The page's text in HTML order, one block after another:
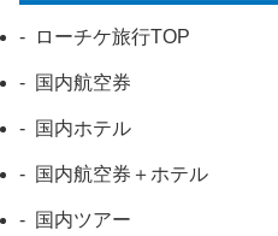
ローチケ旅行TOP
国内航空券
国内ホテル
国内航空券＋ホテル
国内ツアー